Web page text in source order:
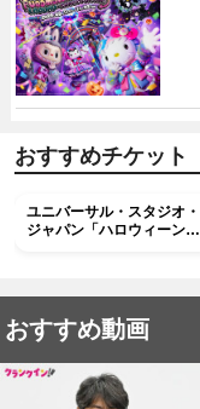
おすすめチケット
ユニバーサル・スタジオ・
ジャパン「ハロウィーン・
おすすめ動画